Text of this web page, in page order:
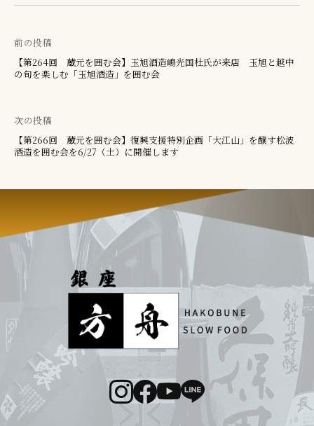
投
ナ
ビ
ー
シ
ョ
前の投稿
【第264回 蔵元を囲む会】玉旭酒造嶋光国杜氏が来店 玉旭と越中
の旬を楽しむ「玉旭酒造」を囲む会
次の投稿
【第266回 蔵元を囲む会】復興支援特別企画「大江山」を醸す松波
酒造を囲む会を6/27（土）に開催します